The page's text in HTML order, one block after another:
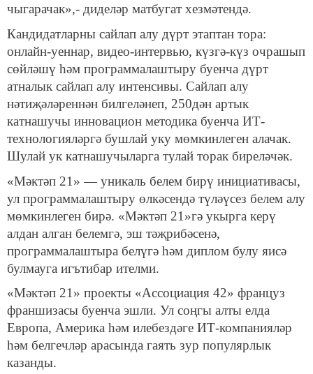
чыгарачак»,- диделәр матбугат хезмәтендә.
Кандидатларны сайлап алу дүрт этаптан тора:
онлайн-уеннар, видео-интервью, күзгә-күз очрашып
сөйләшү һәм программалаштыру буенча дүрт
атналык сайлап алу интенсивы. Сайлап алу
нәтиҗәләреннән билгеләнеп, 250дән артык
катнашучы инновацион методика буенча ИТ-
технологияләргә бушлай уку мөмкинлеген алачак.
Шулай ук катнашучыларга тулай торак биреләчәк.
«Мәктәп 21» — уникаль белем бирү инициативасы,
ул программалаштыру өлкәсендә түләүсез белем алу
мөмкинлеген бирә. «Мәктәп 21»гә укырга керү
алдан алган белемгә, эш тәҗрибәсенә,
программалаштыра белүгә һәм диплом булу яисә
булмауга игътибар ителми.
«Мәктәп 21» проекты «Ассоциация 42» француз
франшизасы буенча эшли. Ул соңгы алты елда
Европа, Америка һәм илебездәге ИТ-компанияләр
һәм белгечләр арасында гаять зур популярлык
казанды.